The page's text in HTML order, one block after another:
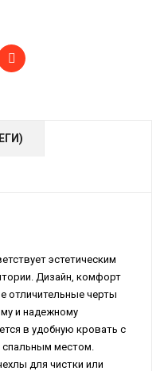
эстетическим
Дизайн, комфорт
отличительные черты
и надежному
в удобную кровать с
местом.
для чистки или